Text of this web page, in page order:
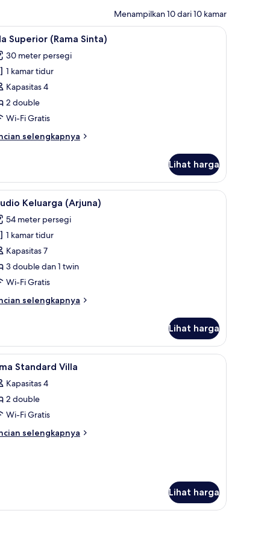
Menampilkan 10 dari 10 kamar
linen Vila Superior (Rama Sinta) | Wi-Fi gratis dan
6 Superior (Rama Sinta)
30 meter persegi
1 kamar tidur
Kapasitas 4
2 double
Wi-Fi Gratis
selengkapnya
Lihat harga
Studio Keluarga (Arjuna) | Wi-Fi gratis dan
4 Keluarga (Arjuna)
54 meter persegi
1 kamar tidur
Kapasitas 7
3 double dan 1 twin
Wi-Fi Gratis
selengkapnya
Lihat harga
3 Standard Villa
Kapasitas 4
2 double
Wi-Fi Gratis
selengkapnya
Lihat harga